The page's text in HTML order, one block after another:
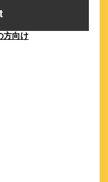
方向け